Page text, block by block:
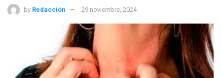
by Redacción 29 noviembre, 2024